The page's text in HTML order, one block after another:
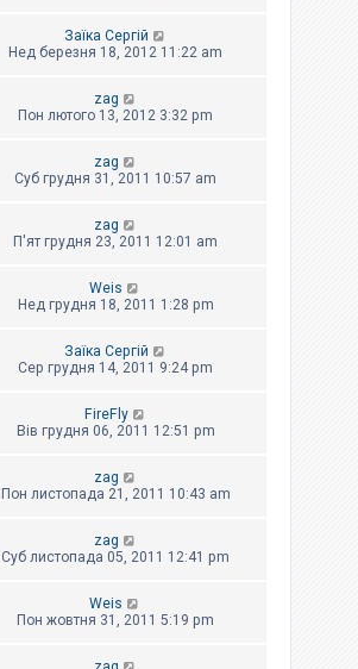
Заїка Сергій
Нед березня 18, 2012 11:22 am
zag
Пон лютого 13, 2012 3:32 pm
zag
Суб грудня 31, 2011 10:57 am
zag
П'ят грудня 23, 2011 12:01 am
Weis
Нед грудня 18, 2011 1:28 pm
Заїка Сергій
Сер грудня 14, 2011 9:24 pm
FireFly
Вів грудня 06, 2011 12:51 pm
zag
Пон листопада 21, 2011 10:43 am
zag
Суб листопада 05, 2011 12:41 pm
Weis
Пон жовтня 31, 2011 5:19 pm